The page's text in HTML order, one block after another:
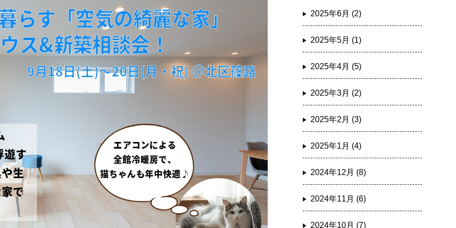
2025年6月 (2)
2025年5月 (1)
2025年4月 (5)
2025年3月 (2)
2025年2月 (3)
2025年1月 (4)
2024年12月 (8)
2024年11月 (6)
2024年10月 (7)